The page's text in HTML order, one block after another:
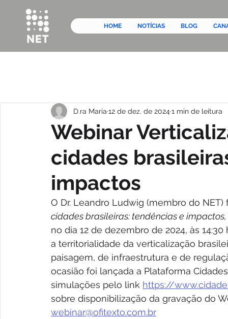
HOME NOTÍCIAS BLOG
Webinar
cidades
impactos
D.ra Maria 12 de dez. de 2024 1 min de leitura
O Dr. Leandro Ludwig (membro do
cidades brasileiras: tendências e impactos,
no dia 12 de dezembro de 2024, às
a territorialidade da verticalização
paisagem, de infraestrutura e de
ocasião foi lançada a Plataforma
simulações pelo link https://
sobre disponibilização da gravação do
webinar@ofitexto.com.br